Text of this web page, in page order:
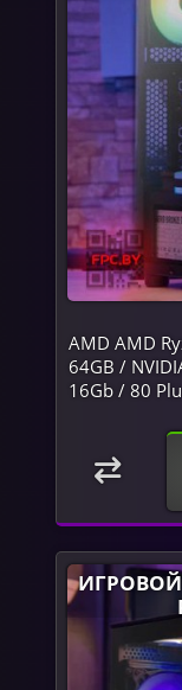
AMD AMD
64GB /
16Gb / 80
ИГРОВОЙ